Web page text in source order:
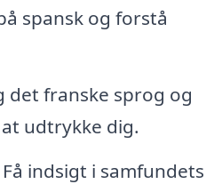
spansk og forstå
det franske sprog og
udtrykke dig.
indsigt i samfundets